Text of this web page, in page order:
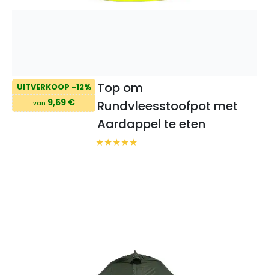
UITVERKOOP -12%
van 9,69 €
Top om
Rundvleesstoofpot met
Aardappel te eten